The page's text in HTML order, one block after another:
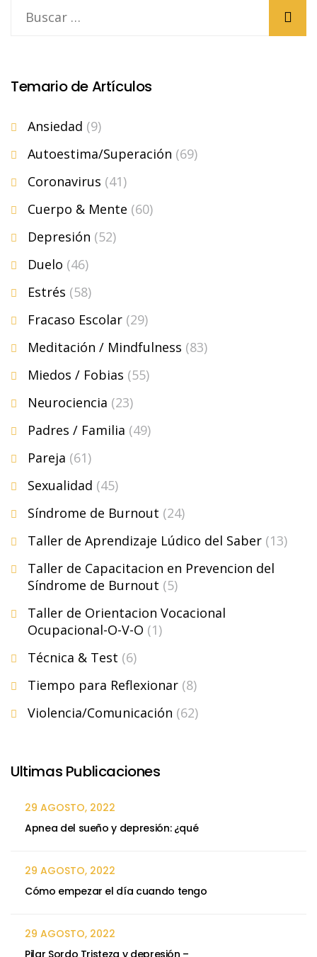
Temario de Artículos
Ansiedad (9)
Autoestima/Superación (69)
Coronavirus (41)
Cuerpo & Mente (60)
Depresión (52)
Duelo (46)
Estrés (58)
Fracaso Escolar (29)
Meditación / Mindfulness (83)
Miedos / Fobias (55)
Neurociencia (23)
Padres / Familia (49)
Pareja (61)
Sexualidad (45)
Síndrome de Burnout (24)
Taller de Aprendizaje Lúdico del Saber (13)
Taller de Capacitacion en Prevencion del
Síndrome de Burnout (5)
Taller de Orientacion Vocacional
Ocupacional-O-V-O (1)
Técnica & Test (6)
Tiempo para Reflexionar (8)
Violencia/Comunicación (62)
Ultimas Publicaciones
29 AGOSTO, 2022
Apnea del sueño y depresión: ¿qué
29 AGOSTO, 2022
Cómo empezar el día cuando tengo
29 AGOSTO, 2022
Pilar Sordo Tristeza y depresión –